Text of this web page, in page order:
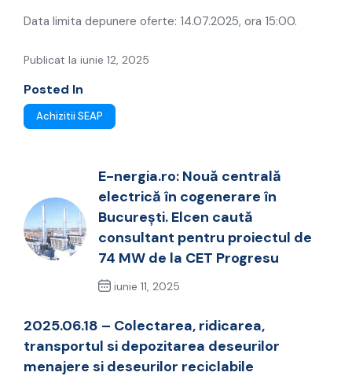
Data limita depunere oferte: 14.07.2025, ora 15:00.
Publicat la iunie 12, 2025
Posted In
Achizitii SEAP
E-nergia.ro: Nouă centrală
electrică în cogenerare în
București. Elcen caută
consultant pentru proiectul de
74 MW de la CET Progresu
iunie 11, 2025
2025.06.18 – Colectarea, ridicarea,
transportul si depozitarea deseurilor
menajere si deseurilor reciclabile